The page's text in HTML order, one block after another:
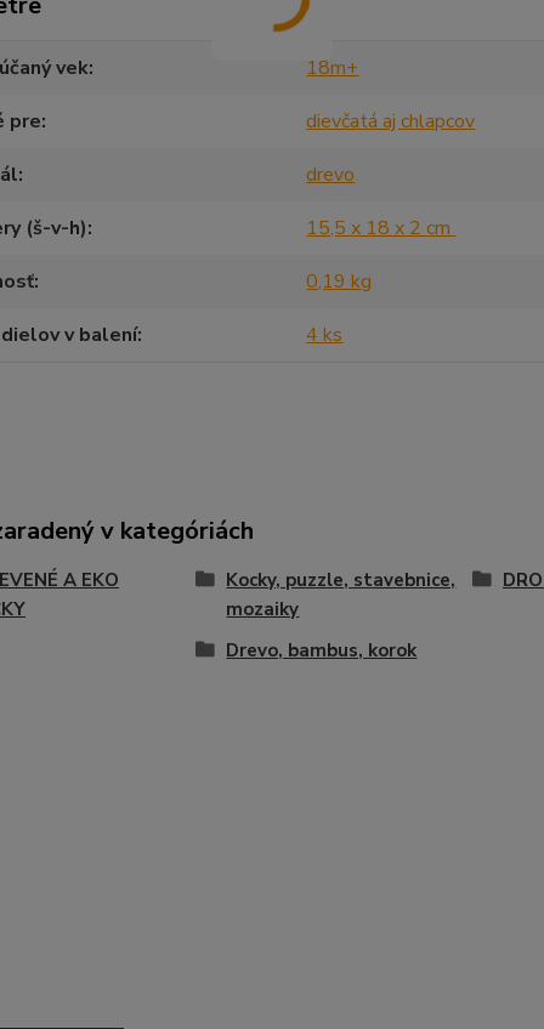
vek
18m+
pre
dievčatá aj chlapcov
drevo
(š-v-h)
15,5 x 18 x 2 cm
0,19 kg
v balení
4 ks
v kategóriách
A EKO
Kocky, puzzle, stavebnice,
mozaiky
Drevo, bambus, korok